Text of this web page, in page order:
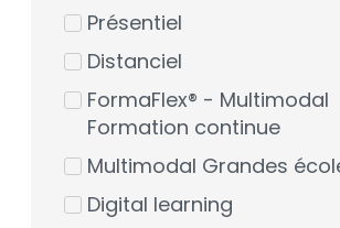
Certifications AMF
Certifications Grandes
CFA® & FRM
Contrôle de gestion
Corporate finance
Finance durable
Présentiel
Distanciel
FormaFlex® - Multimodal
Formation continue
Multimodal Grandes
Digital learning